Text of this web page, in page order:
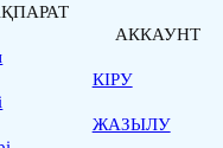
АККАУНТ
КІРУ
ЖАЗЫЛУ